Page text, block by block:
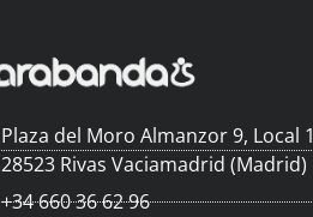
Plaza del Moro Almanzor 9, Local 1
28523 Rivas Vaciamadrid (Madrid)
+34 660 36 62 96